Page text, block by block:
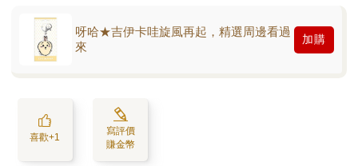
呀哈★吉伊卡哇旋風再起，精選周邊看過
來
加購
喜歡+1
寫評價
賺金幣